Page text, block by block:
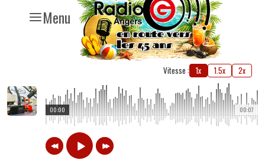
Menu
Vitesse : 1x 1.5x 2x
00:07
00:00